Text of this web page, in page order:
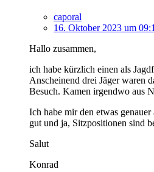
caporal
16. Oktober 2023 um
Hallo zusammen,
ich habe kürzlich einen als
Anscheinend drei Jäger waren
Besuch. Kamen irgendwo aus
Ich habe mir den etwas
gut und ja, Sitzpositionen sind
Salut
Konrad